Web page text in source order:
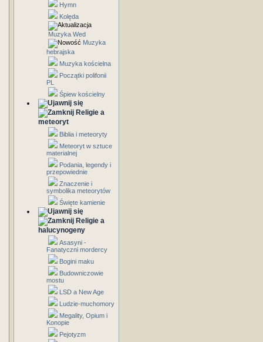
Hymn
Kolęda
Muzyka Wed
Muzyka
hebrajska
Muzyka kościelna
Początki polifonii
PL
Śpiew kościelny
Religie a
meteoryt
Biblia i meteoryty
Meteoryt w sztuce
materialnej
Podania, legendy i
przepowiednie
Znaczenie i
symbolika meteorytów
Święte kamienie
Religie a
halucynogeny
Asasyni -
Fanatyczni mordercy
Bogini maku
Budowniczowie
mostu
LSD a New Age
Ludzie-muchomory
Megality, Opium i
Konopie
Pejotyzm